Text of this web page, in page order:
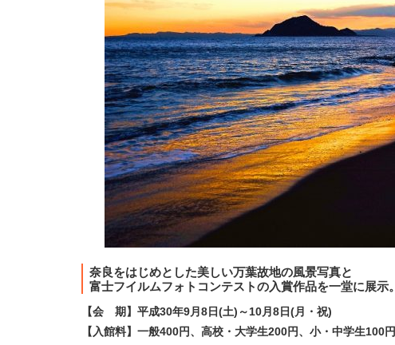
奈良をはじめとした美しい万葉故地の風景写真と
富士フイルムフォトコンテストの入賞作品を一堂に展示。
【会 期】平成30年9月8日(土)～10月8日(月・祝)
【入館料】一般400円、高校・大学生200円、小・中学生100円